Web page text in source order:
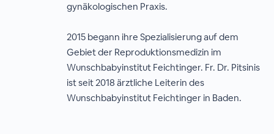
gynäkologischen Praxis.
2015 begann ihre Spezialisierung auf dem
Gebiet der Reproduktionsmedizin im
Wunschbabyinstitut Feichtinger. Fr. Dr. Pitsinis
ist seit 2018 ärztliche Leiterin des
Wunschbabyinstitut Feichtinger in Baden.